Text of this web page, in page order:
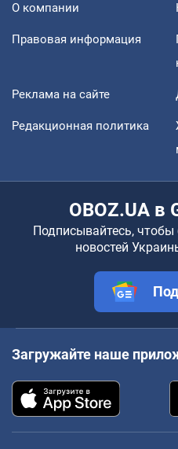
О компании
Правовая информация
Реклама на сайте
Редакционная политика
OBOZ.UA в
Подписывайтесь,
новостей
Загружайте наше